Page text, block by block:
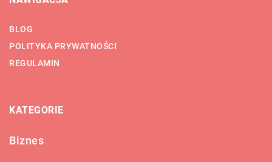
BLOG
POLITYKA PRYWATNOŚCI
REGULAMIN
KATEGORIE
Biznes